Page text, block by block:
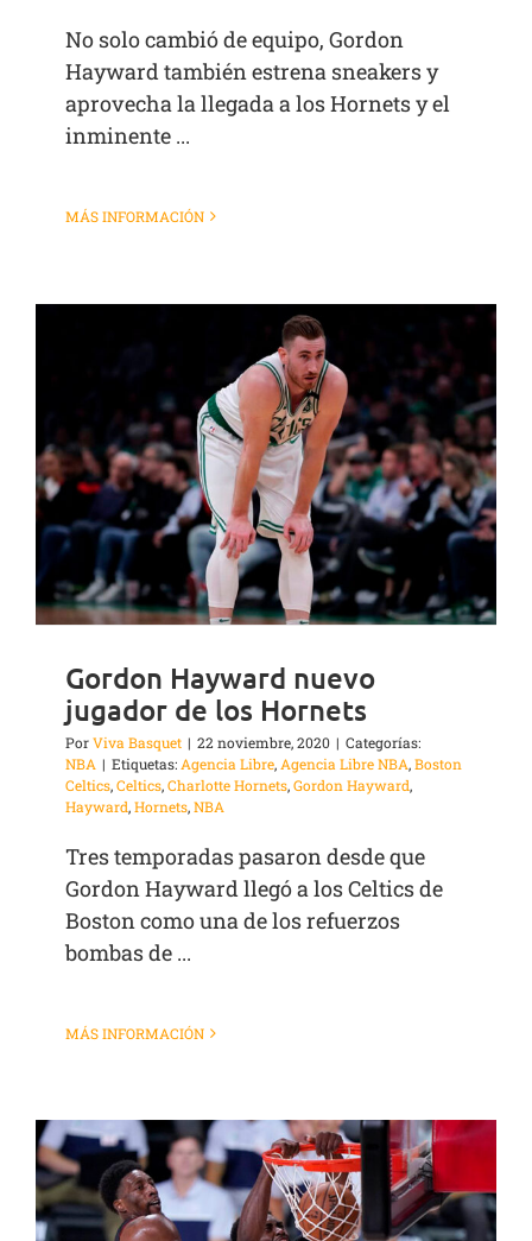
No solo cambió de equipo, Gordon
Hayward también estrena sneakers y
aprovecha la llegada a los Hornets y el
inminente ...
MÁS INFORMACIÓN
Gordon Hayward nuevo
jugador de los Hornets
PorViva Basquet | 22 noviembre, 2020 | Categorías:
NBA | Etiquetas: Agencia Libre, Agencia Libre NBA,Boston
Celtics,Celtics,Charlotte Hornets,Gordon Hayward,
Hayward,Hornets,NBA
Tres temporadas pasaron desde que
Gordon Hayward llegó a los Celtics de
Boston como una de los refuerzos
bombas de ...
MÁS INFORMACIÓN